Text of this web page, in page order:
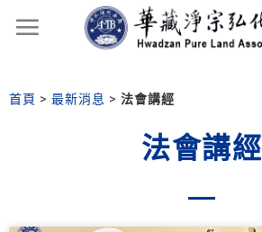
首頁 > 最新消息 > 法會講經
法會講經